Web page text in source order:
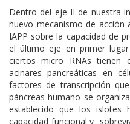
Dentro del eje II de nuestra
nuevo mecanismo de acción
IAPP sobre la capacidad de
el último eje en primer
ciertos micro RNAs tienen
acinares pancreáticas en
factores de transcripción
páncreas humano se
establecido que los islotes
capacidad funcional y